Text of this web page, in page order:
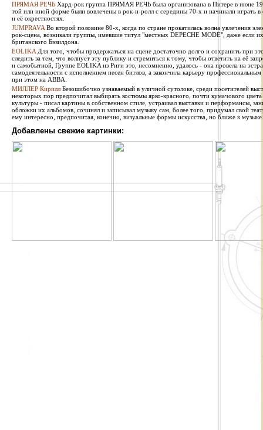
ПРЯМАЯ РЕЧЬ Хард-рок группа ПРЯМАЯ РЕЧЬ была организована в Питере в июне
той или иной форме были вовлечены в рок-н-ролл с середины 70-х и начинали играть
и её окрестностях.
JUMPRAVA Во второй половине 80-х, когда по стране прокатилась волна увлечения
рок-сцена, возникали группы, имевшие титул "местных DEPECHE MODE", даже если
британского Бэзилдона.
EOLIKA Для того, чтобы продержаться на сцене достаточно долго и сохранить при
следить за тем, что волнует эту публику и стремиться к тому, чтобы ответить на её
и самобытной, Группе EOLIKA из Риги это, несомненно, удалось - она провела на
самодеятельности с исполнением песен битлов, а закончила карьеру
при этом на ABBA.
МИЛЛЕР Кирилл Безошибочно узнаваемый в уличной сутолоке, среди посетителей
некоторых пор предпочитал выбирать костюмы ярко-красного, почти кумачового
культуры - писал картины в собственном стиле, устраивал выставки и перформансы,
обложки их альбомов, сочинял и записывал музыку сам, более того, придумал свой
ему интересно, предпочитая, конечно, визуальные формы искусства, но ближе к музыке.
Добавлены свежие картинки: